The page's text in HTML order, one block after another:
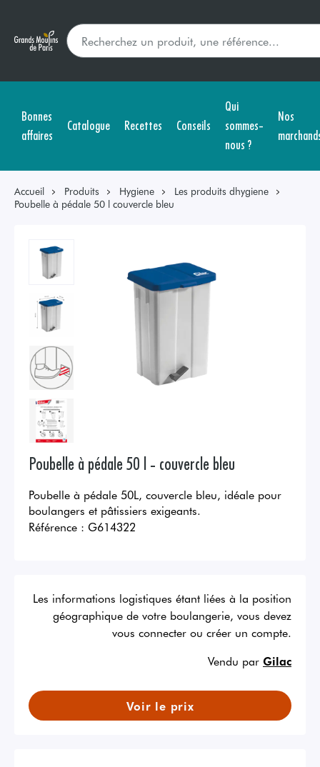
Bonnes
affaires
Catalogue Recettes Conseils
Qui
sommes-
nous ?
Nos
Accueil Produits Hygiene
Les produits dhygiene
Poubelle à pédale 50 l couvercle bleu
Poubelle à pédale 50 l - couvercle bleu
Poubelle à pédale 50L, couvercle bleu, idéale pour
boulangers et pâtissiers exigeants.
Référence : G614322
Les informations logistiques étant liées à la position
géographique de votre boulangerie, vous devez
vous connecter ou créer un compte.
Vendu par Gilac
Voir le prix